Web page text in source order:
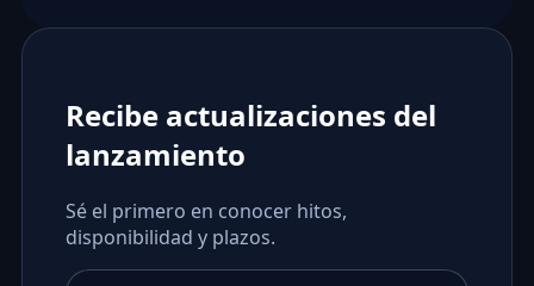
Recibe actualizaciones del
lanzamiento
Sé el primero en conocer hitos,
disponibilidad y plazos.